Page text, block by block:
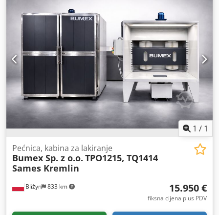
1 / 1
Bliżyn 833 km
Pećnica, kabina za lakiranje
Bumex Sp. z o.o. TPO1215, TQ1414
Sames Kremlin
15.950 €
fiksna cijena plus PDV